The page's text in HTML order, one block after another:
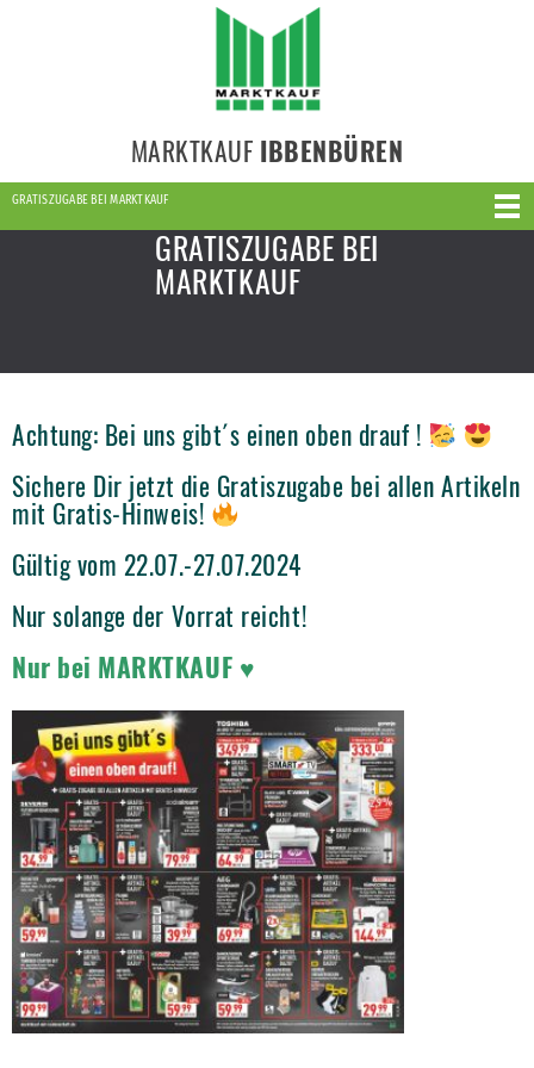
MARKTKAUF IBBENBÜREN
GRATISZUGABE BEI MARKTKAUF
GRATISZUGABE BEI
MARKTKAUF
Achtung: Bei uns gibt´s einen oben drauf !
Sichere Dir jetzt die Gratiszugabe bei allen Artikeln
mit Gratis-Hinweis!
Gültig vom 22.07.-27.07.2024
Nur solange der Vorrat reicht!
Nur bei MARKTKAUF ♥